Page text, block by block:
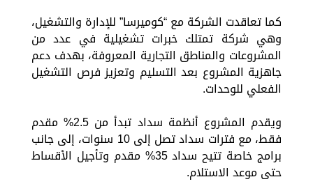
كما تعاقدت الشركة مع “كوميرسا” للإدارة والتشغيل،
وهي شركة تمتلك خبرات تشغيلية في عدد من
المشروعات والمناطق التجارية المعروفة، بهدف دعم
جاهزية المشروع بعد التسليم وتعزيز فرص التشغيل
الفعلي للوحدات.
ويقدم المشروع أنظمة سداد تبدأ من 2.5% مقدم
فقط، مع فترات سداد تصل إلى 10 سنوات، إلى جانب
برامج خاصة تتيح سداد 35% مقدم وتأجيل الأقساط
حتى موعد الاستلام.